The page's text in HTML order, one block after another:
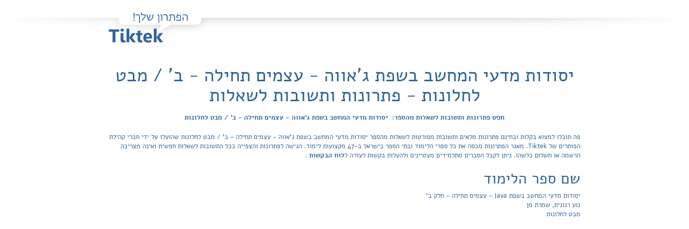
יסודות מדעי המחשב בשפת ג'אווה - עצמים תחילה - ב' / מבט
לחלונות - פתרונות ותשובות לשאלות
חפש פתרונות ותשובות לשאלות מהספר: יסודות מדעי המחשב בשפת ג'אווה - עצמים תחילה - ב' / מבט לחלונות
פה תוכלו למצוא בקלות ובחינם פתרונות מלאים ותשובות מפורטות לשאלות מהספר יסודות מדעי המחשב בשפת ג'אווה - עצמים תחילה - ב' / מבט לחלונות שהועלו על ידי חברי קהילת
הפותרים של Tiktek. מאגר הפתרונות מכסה את כל ספרי הלימוד ובתי הספר בישראל ב-47 מקצועות לימוד. הגישה לפתרונות והצפייה בכל התשובות לשאלות חפשית ואינה מצריכה
הרשמה או תשלום כלשהו. ניתן לקבל הסברים מתלמידים מצטיינים ולהעלות בקשות לעזרה ללוח הבקשות .
שם ספר הלימוד
יסודות מדעי המחשב בשפת Java - עצמים תחילה - חלק ב'
נוע רגוניס, שמרת מן
מבט לחלונות